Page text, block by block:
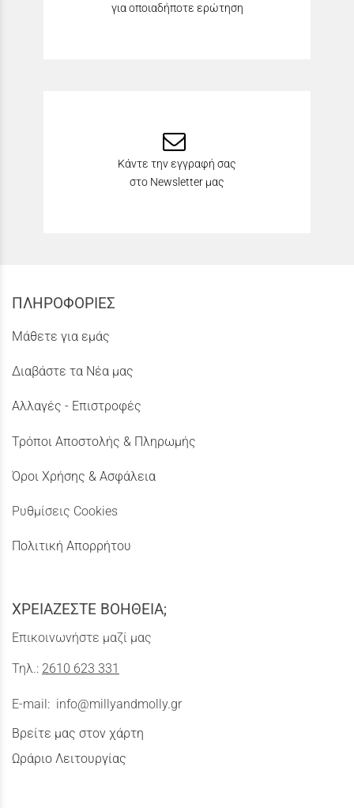
για οποιαδήποτε ερώτηση
Κάντε την εγγραφή σας
στο Newsletter μας
ΠΛΗΡΟΦΟΡΙΕΣ
Μάθετε για εμάς
Διαβάστε τα Νέα μας
Αλλαγές - Επιστροφές
Τρόποι Αποστολής & Πληρωμής
Όροι Χρήσης & Ασφάλεια
Ρυθμίσεις Cookies
Πολιτική Απορρήτου
ΧΡΕΙΑΖΕΣΤΕ ΒΟΗΘΕΙΑ;
Επικοινωνήστε μαζί μας
Τηλ.: 2610 623 331
E-mail: info@millyandmolly.gr
Βρείτε μας στον χάρτη
Ωράριο Λειτουργίας